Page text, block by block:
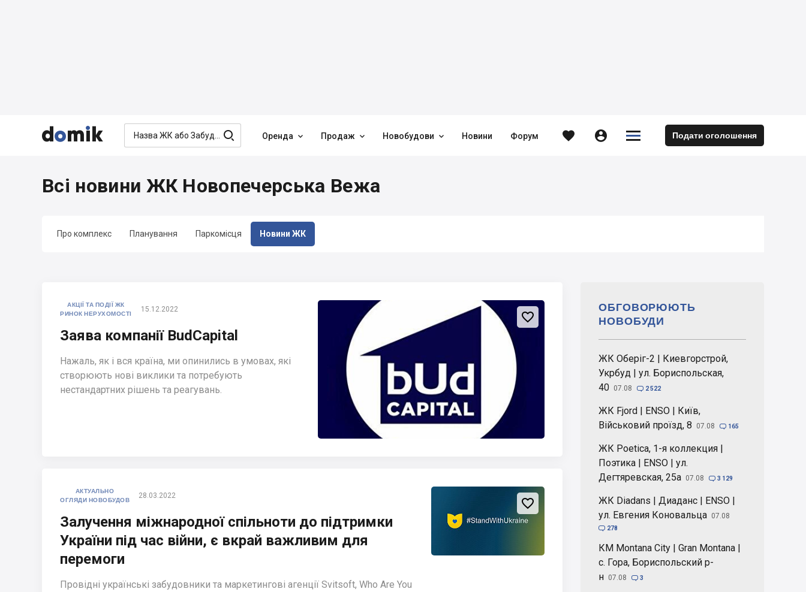


  Оренда  Продаж  Новобудови  Новини Форум   

 Подати оголошення
Про комплекс Планування Паркомісця Новини ЖК
Всі новини ЖК Новопечерська Вежа
АКЦІЇ ТА ПОДІЇ ЖК
РИНОК НЕРУХОМОСТІ
15.12.2022
Заява компанії BudCapital
Нажаль, як і вся країна, ми опинились в умовах, які
створюють нові виклики та потребують
нестандартних рішень та реагувань.

АКТУАЛЬНО
ОГЛЯДИ НОВОБУДОВ
28.03.2022
Залучення міжнародної спільноти до підтримки
України під час війни, є вкрай важливим для
перемоги
Провідні українські забудовники та маркетингові агенції Svitsoft, Who Are You

ЖК Оберіг-2 | Киевгорстрой,
Укрбуд | ул. Бориспольская,
40 07.08  2 522
ЖК Fjord | ENSO | Київ,
Військовий проїзд, 8
07.08  165
ЖК Poetica, 1-я коллекция |
Поэтика | ENSO | ул.
Дегтяревская, 25а 07.08  3 129
ЖК Diadans | Диаданс | ENSO |
ул. Евгения Коновальца 07.08
 278
КМ Montana City | Gran Montana |
с. Гора, Бориспольский р-
н 07.08  3
ОБГОВОРЮЮТЬ
НОВОБУДИ